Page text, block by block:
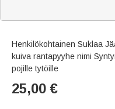
Henkilökohtainen Suklaa
kuiva rantapyyhe nimi
pojille tytöille
25,00 €